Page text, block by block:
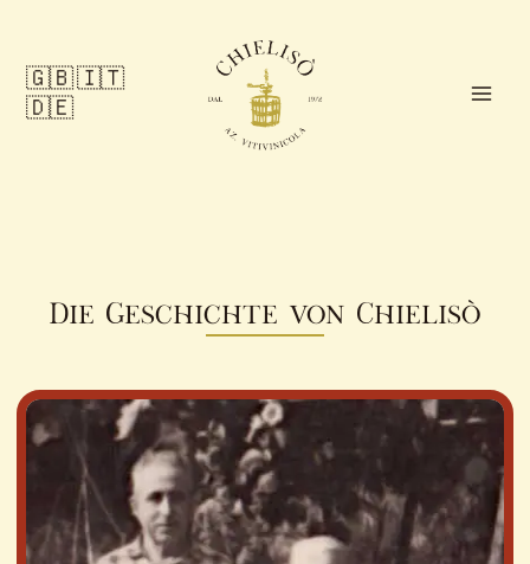
springen
🇬🇧🇮🇹
🇩🇪
Die Geschichte von Chielisò